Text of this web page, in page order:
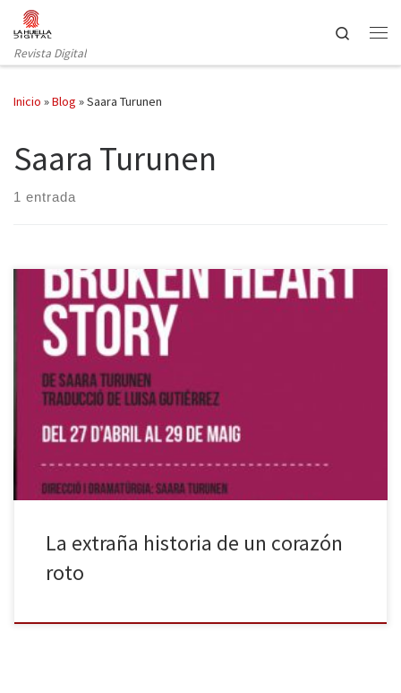
Saltar al contenido
Revista Digital
Search
Inicio »Blog »Saara Turunen
Saara Turunen
1 entrada
La compañía La Peleona presenta en la Sala Atrium Broken Heart
Story, de la finlandesa Saara Turunen, quien también firma la
dirección. La obra, traducida al castellano por Luisa Gutiérrez Ruiz,
plantea la historia de un dilema femenino entre dos partes de la
misma mujer: la escritora bigotuda, interpretada por […]
La extraña historia de un corazón
roto